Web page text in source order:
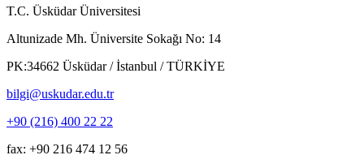
T.C. Üsküdar Üniversitesi
Altunizade Mh. Üniversite Sokağı No: 14
PK:34662 Üsküdar / İstanbul / TÜRKİYE
bilgi@uskudar.edu.tr
+90 (216) 400 22 22
fax: +90 216 474 12 56